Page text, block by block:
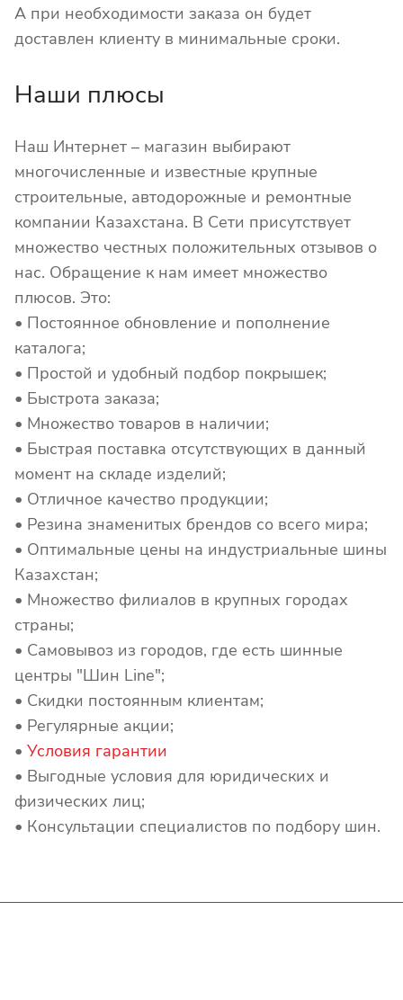
А при необходимости заказа он будет
доставлен клиенту в минимальные сроки.
Наши плюсы
Наш Интернет – магазин выбирают
многочисленные и известные крупные
строительные, автодорожные и ремонтные
компании Казахстана. В Сети присутствует
множество честных положительных отзывов о
нас. Обращение к нам имеет множество
плюсов. Это:
• Постоянное обновление и пополнение
каталога;
• Простой и удобный подбор покрышек;
• Быстрота заказа;
• Множество товаров в наличии;
• Быстрая поставка отсутствующих в данный
момент на складе изделий;
• Отличное качество продукции;
• Резина знаменитых брендов со всего мира;
• Оптимальные цены на индустриальные шины
Казахстан;
• Множество филиалов в крупных городах
страны;
• Самовывоз из городов, где есть шинные
центры "Шин Line";
• Скидки постоянным клиентам;
• Регулярные акции;
• Условия гарантии
• Выгодные условия для юридических и
физических лиц;
• Консультации специалистов по подбору шин.